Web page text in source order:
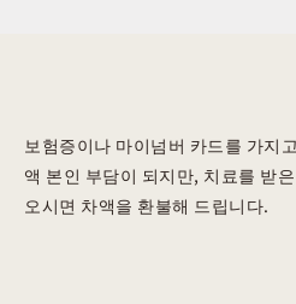
보험증이나 마이넘버 카드를 가지
액 본인 부담이 되지만, 치료를 받
오시면 차액을 환불해 드립니다.